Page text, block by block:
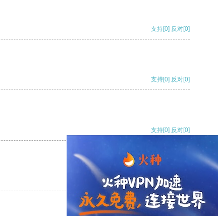
支持[0] 反对[0]
支持[0] 反对[0]
支持[0] 反对[0]
支持[0] 反对